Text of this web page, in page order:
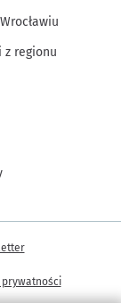
z regionu
prywatności